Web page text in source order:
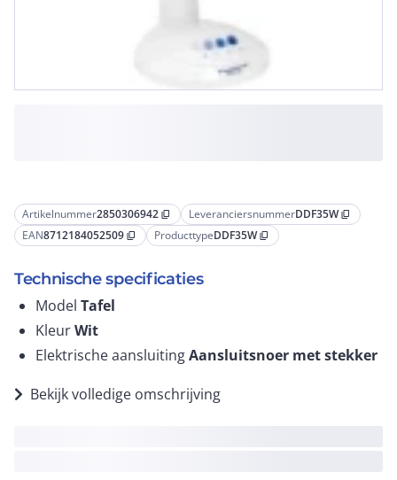
Artikelnummer2850306942 content_copy LeveranciersnummerDDF35W content_copy
EAN8712184052509 content_copy ProducttypeDDF35W content_copy
Technische specificaties
Model Tafel
KleurWit
Elektrische aansluitingAansluitsnoer met stekker
Bekijk volledige omschrijving